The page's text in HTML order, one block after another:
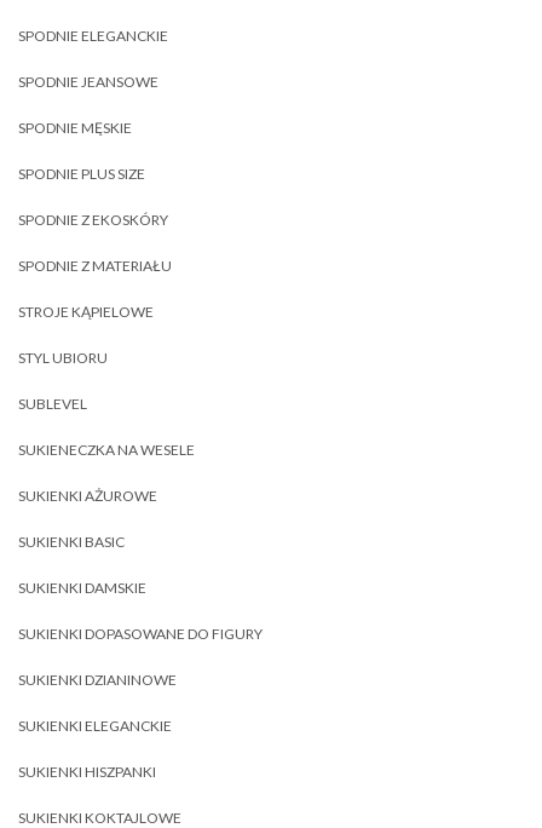
SPODNIE ELEGANCKIE
SPODNIE JEANSOWE
SPODNIE MĘSKIE
SPODNIE PLUS SIZE
SPODNIE Z EKOSKÓRY
SPODNIE Z MATERIAŁU
STROJE KĄPIELOWE
STYL UBIORU
SUBLEVEL
SUKIENECZKA NA WESELE
SUKIENKI AŻUROWE
SUKIENKI BASIC
SUKIENKI DAMSKIE
SUKIENKI DOPASOWANE DO FIGURY
SUKIENKI DZIANINOWE
SUKIENKI ELEGANCKIE
SUKIENKI HISZPANKI
SUKIENKI KOKTAJLOWE